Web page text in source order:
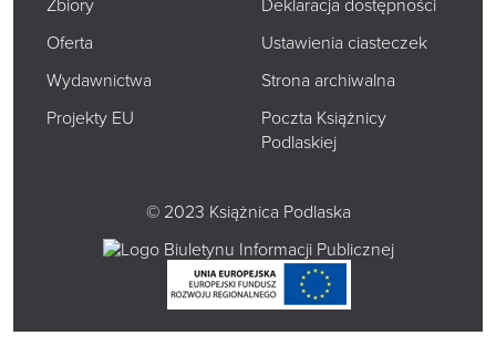
Oferta
Wydawnictwa
Projekty EU
Ustawienia ciasteczek
Strona archiwalna
Poczta Książnicy
Podlaskiej
© 2023 Książnica Podlaska